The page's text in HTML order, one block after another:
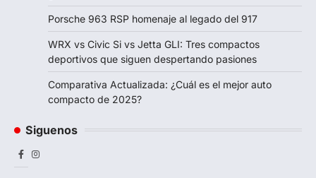
Porsche 963 RSP homenaje al legado del 917
WRX vs Civic Si vs Jetta GLI: Tres compactos
deportivos que siguen despertando pasiones
Comparativa Actualizada: ¿Cuál es el mejor auto
compacto de 2025?
Siguenos
Facebook
Instagram